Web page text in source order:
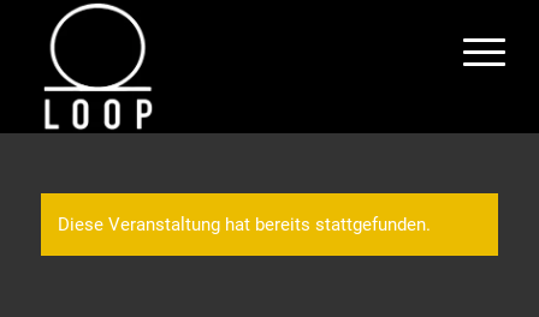
Diese Veranstaltung hat bereits stattgefunden.